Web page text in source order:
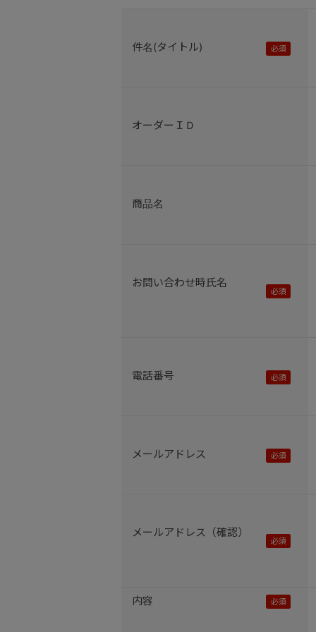
件名(タイトル)
オーダーＩＤ
商品名
お問い合わせ時氏名
電話番号
メールアドレス
メールアドレス（確認）
内容